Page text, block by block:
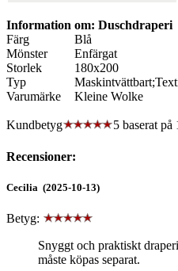
Information om: Duschdraperi
Färg
Blå
Mönster
Enfärgat
Storlek
180x200
Typ
Varumärke
Kleine Wolke
Kundbetyg 5 baserat på
Recensioner:
Cecilia (2025-10-13)
Betyg:
Snyggt och praktiskt
måste köpas separat.